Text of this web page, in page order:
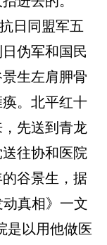
日同盟军五
伪军和国民
生左肩胛骨
。北平红十
先送到青龙
往协和医院
谷景生，据
动真相》一文
是以用他做医